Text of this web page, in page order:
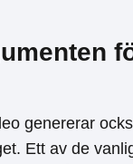
genererar
Ett av de